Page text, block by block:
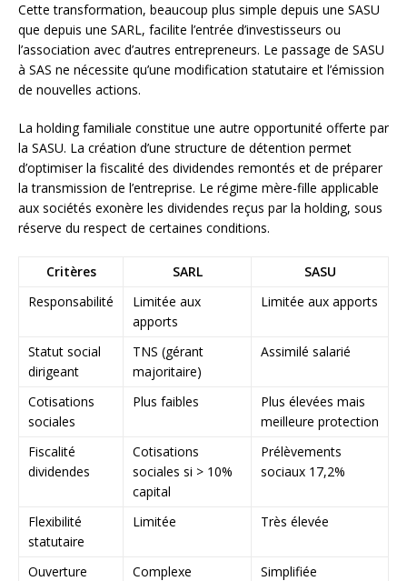
Cette transformation, beaucoup plus simple depuis une SASU
que depuis une SARL, facilite l’entrée d’investisseurs ou
l’association avec d’autres entrepreneurs. Le passage de SASU
à SAS ne nécessite qu’une modification statutaire et l’émission
de nouvelles actions.
La holding familiale constitue une autre opportunité offerte par
la SASU. La création d’une structure de détention permet
d’optimiser la fiscalité des dividendes remontés et de préparer
la transmission de l’entreprise. Le régime mère-fille applicable
aux sociétés exonère les dividendes reçus par la holding, sous
réserve du respect de certaines conditions.
Critères SARL
SASU
Responsabilité
Limitée aux
apports
Limitée aux apports
Statut social
dirigeant
TNS (gérant
majoritaire)
Assimilé salarié
Cotisations
sociales
Plus faibles
Plus élevées mais
meilleure protection
Fiscalité
dividendes
Cotisations
sociales si > 10%
capital
Prélèvements
sociaux 17,2%
Flexibilité
statutaire
Limitée Très élevée
Ouverture
Complexe Simplifiée